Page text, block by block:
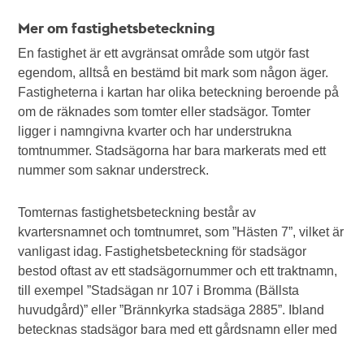
Mer om fastighetsbeteckning
En fastighet är ett avgränsat område som utgör fast
egendom, alltså en bestämd bit mark som någon äger.
Fastigheterna i kartan har olika beteckning beroende på
om de räknades som tomter eller stadsägor. Tomter
ligger i namngivna kvarter och har understrukna
tomtnummer. Stadsägorna har bara markerats med ett
nummer som saknar understreck.
Tomternas fastighetsbeteckning består av
kvartersnamnet och tomtnumret, som ”Hästen 7”, vilket är
vanligast idag. Fastighetsbeteckning för stadsägor
bestod oftast av ett stadsägornummer och ett traktnamn,
till exempel ”Stadsägan nr 107 i Bromma (Bällsta
huvudgård)” eller ”Brännkyrka stadsäga 2885”. Ibland
betecknas stadsägor bara med ett gårdsnamn eller med